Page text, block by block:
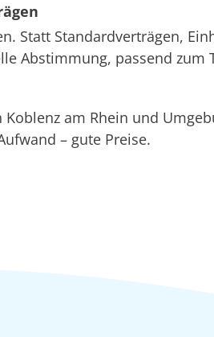
Statt Standardverträgen,
Abstimmung, passend zum
am Rhein und
– gute Preise.